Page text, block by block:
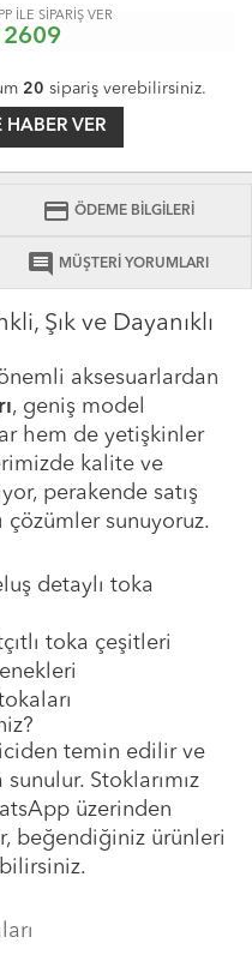
İLE SİPARİŞ VER
20 sipariş verebilirsiniz.
VER
credit_card ÖDEME BİLGİLERİ
comment MÜŞTERİ YORUMLARI
Şık ve Dayanıklı
aksesuarlardan
, geniş model
hem de yetişkinler
kalite ve
perakende satış
sunuyoruz.
detaylı toka
toka çeşitleri
temin edilir ve
Stoklarımız
üzerinden
beğendiğiniz ürünleri